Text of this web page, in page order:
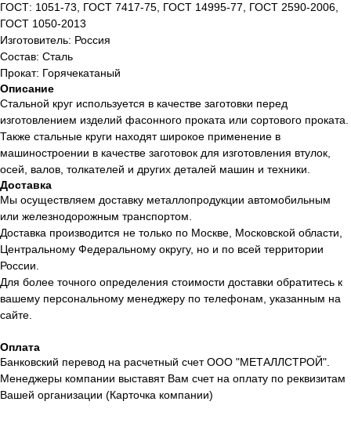
ГОСТ: 1051-73, ГОСТ 7417-75, ГОСТ 14995-77, ГОСТ 2590-2006,
ГОСТ 1050-2013
Изготовитель: Россия
Состав: Сталь
Прокат: Горячекатаный
Описание
Стальной круг используется в качестве заготовки перед
изготовлением изделий фасонного проката или сортового проката.
Также стальные круги находят широкое применение в
машиностроении в качестве заготовок для изготовления втулок,
осей, валов, толкателей и других деталей машин и техники.
Доставка
Мы осуществляем доставку металлопродукции автомобильным
или железнодорожным транспортом.
Доставка производится не только по Москве, Московской области,
Центральному Федеральному округу, но и по всей территории
России.
Для более точного определения стоимости доставки обратитесь к
вашему персональному менеджеру по телефонам, указанным на
сайте.
Оплата
Банковский перевод на расчетный счет ООО "МЕТАЛЛСТРОЙ".
Менеджеры компании выставят Вам счет на оплату по реквизитам
Вашей организации (Карточка компании)